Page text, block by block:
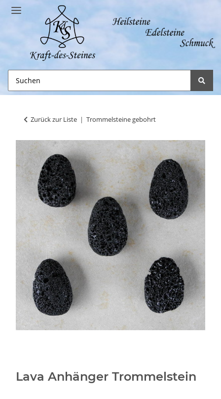
Zurück zur Liste Trommelsteine gebohrt
Lava Anhänger Trommelstein